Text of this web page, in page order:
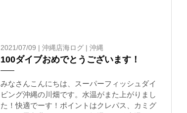
2021/07/09 | 沖縄店海ログ | 沖縄
100ダイブおめでとうございます！
みなさんこんにちは、スーパーフィッシュダイ
ビング沖縄の川畑です。水温がまた上がりまし
た！快適でーす！ポイントはクレパス、カミグ